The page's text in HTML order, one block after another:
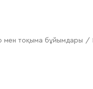
мен тоқыма бұйымдары /